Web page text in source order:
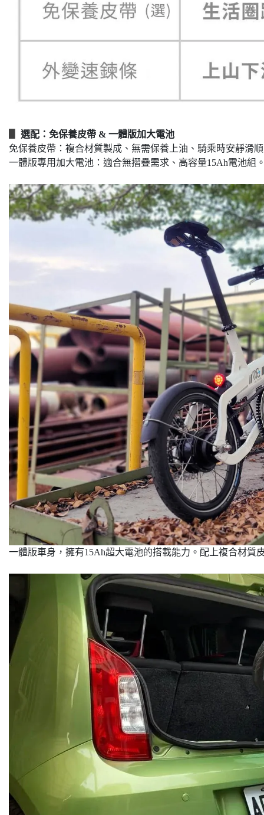
選配：免保養皮帶 & 一體版加大電池
免保養皮帶：複合材質製成、無需保養上油、騎乘時安靜滑
一體版專用加大電池：適合無摺疊需求、高容量15Ah電池組
一體版車身，擁有15Ah超大電池的搭載能力。配上複合材質